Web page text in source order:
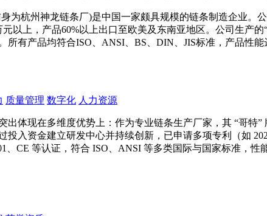
为杭州神龙链条厂)是中国一家颇具规模的链条制造企业。
以上，产品60%以上出口至欧美及东南亚地区。公司生产
所有产品均符合ISO、ANSI、BS、DIN、JIS标准，产品性能
质量管理 数字化 人力资源
出体现在多维度优势上：作为专业链条生产厂家，其 “哥
投入资金建立研发中心并持续创新，已申请多项专利（如
、CE 等认证，符合 ISO、ANSI 等多类国际与国家标准，